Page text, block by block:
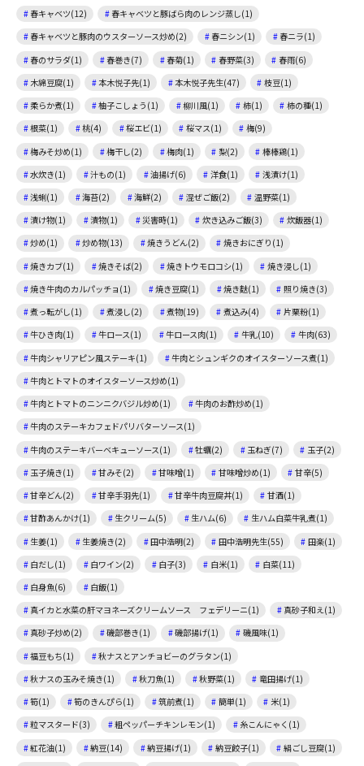
春キャベツ(12)
春キャベツと豚ばら肉のレンジ蒸し(1)
春キャベツと豚肉のウスターソース炒め(2)
春ニシン(1)
春ニラ(1)
春のサラダ(1)
春巻き(7) 春菊(1) 春野菜(3)
春雨(6)
木綿豆腐(1)
本木悦子先(1) 本木悦子先生(47)
枝豆(1)
柔らか煮(1)
柚子こしょう(1) 柳川風(1) 柿(1)
柿の種(1)
根菜(1)
桃(4) 桜エビ(1) 桜マス(1)
梅(9)
梅みそ炒め(1)
梅干し(2) 梅肉(1) 梨(2)
棒棒鶏(1)
水炊き(1)
汁もの(1) 油揚げ(6) 洋食(1)
浅漬け(1)
浅蜊(1)
海苔(2) 海鮮(2) 混ぜご飯(2)
温野菜(1)
漬け物(1)
漬物(1) 災害時(1) 炊き込みご飯(3)
炊飯器(1)
炒め(1)
炒め物(13) 焼きうどん(2)
焼きおにぎり(1)
焼きカブ(1)
焼きそば(2) 焼きトウモロコシ(1)
焼き浸し(1)
焼き牛肉のカルパッチョ(1)
焼き豆腐(1) 焼き麩(1)
照り焼き(3)
煮っ転がし(1)
煮浸し(2) 煮物(19) 煮込み(4)
片栗粉(1)
牛ひき肉(1)
牛ロース(1) 牛ロース肉(1) 牛乳(10)
牛肉(63)
牛肉シャリアピン風ステーキ(1)
牛肉とシュンギクのオイスターソース煮(1)
牛肉とトマトのオイスターソース炒め(1)
牛肉とトマトのニンニクバジル炒め(1)
牛肉のお酢炒め(1)
牛肉のステーキカフェドパリバターソース(1)
牛肉のステーキバーベキューソース(1)
牡蠣(2) 玉ねぎ(7)
玉子(2)
玉子焼き(1)
甘みそ(2) 甘味噌(1) 甘味噌炒め(1)
甘辛(5)
甘辛どん(2)
甘辛手羽先(1) 甘辛牛肉豆腐丼(1)
甘酒(1)
甘酢あんかけ(1)
生クリーム(5) 生ハム(6)
生ハム白菜牛乳煮(1)
生姜(1)
生姜焼き(2) 田中浩明(2) 田中浩明先生(55)
田楽(1)
白だし(1)
白ワイン(2) 白子(3) 白米(1)
白菜(11)
白身魚(6)
白飯(1)
真イカと水菜の肝マヨネーズクリームソース フェデリーニ(1)
真砂子和え(1)
真砂子炒め(2)
磯部巻き(1) 磯部揚げ(1)
磯風味(1)
福豆もち(1)
秋ナスとアンチョビーのグラタン(1)
秋ナスの玉みそ焼き(1)
秋刀魚(1) 秋野菜(1)
竜田揚げ(1)
筍(1)
筍のきんぴら(1) 筑前煮(1) 簡単(1)
米(1)
粒マスタード(3)
粗ペッパーチキンレモン(1)
糸こんにゃく(1)
紅花油(1)
納豆(14) 納豆揚げ(1) 納豆餃子(1)
絹ごし豆腐(1)